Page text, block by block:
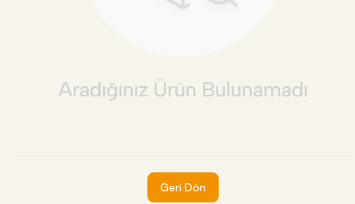
Geri Dön